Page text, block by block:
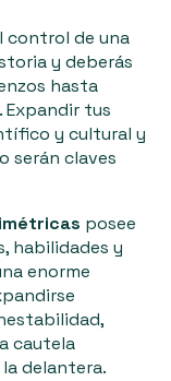
control de una
y deberás
hasta
tus
y cultural y
serán claves
posee
habilidades y
enorme
cautela
delantera.